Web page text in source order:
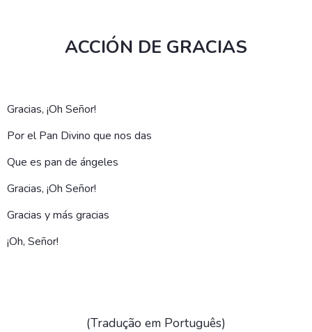
ACCIÓN DE GRACIAS
Gracias, ¡Oh Señor!
Por el Pan Divino que nos das
Que es pan de ángeles
Gracias, ¡Oh Señor!
Gracias y más gracias
¡Oh, Señor!
(Tradução em Português)